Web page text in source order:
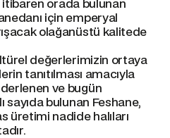
için emperyal
olağanüstü kalitede
değerlerimizin ortaya
tanıtılması amacıyla
ve bugün
sayıda bulunan Feshane,
üretimi nadide halıları